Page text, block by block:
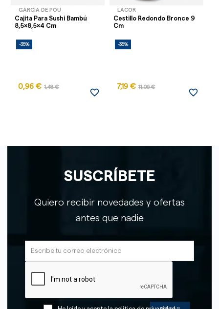
GARCÍA DE POU
Cajita Para Sushi Bambú
8,5x8,5x4 Cm
-35%
0,96 € 1,48 €
favorite_border
LACOR
Cestillo Redondo Bronce 9
Cm
-35%
7,19 € 11,06 €
favorite_border
SUSCRÍBETE
Quiero recibir novedades y ofertas
antes que nadie